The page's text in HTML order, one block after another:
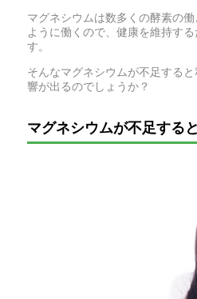
マグネシウムは数多くの酵素の
ように働くので、健康を維持す
す。
そんなマグネシウムが不足する
響が出るのでしょうか？
マグネシウムが不足する